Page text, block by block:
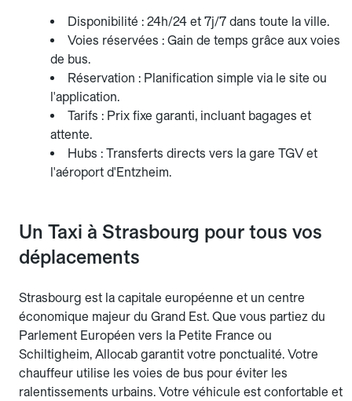
Disponibilité : 24h/24 et 7j/7 dans toute la ville.
Voies réservées : Gain de temps grâce aux voies
de bus.
Réservation : Planification simple via le site ou
l'application.
Tarifs : Prix fixe garanti, incluant bagages et
attente.
Hubs : Transferts directs vers la gare TGV et
l'aéroport d'Entzheim.
Un Taxi à Strasbourg pour tous vos
déplacements
Strasbourg est la capitale européenne et un centre
économique majeur du Grand Est. Que vous partiez du
Parlement Européen vers la Petite France ou
Schiltigheim, Allocab garantit votre ponctualité. Votre
chauffeur utilise les voies de bus pour éviter les
ralentissements urbains. Votre véhicule est confortable et